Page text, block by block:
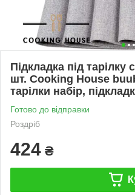
Підкладка під тарілку
шт. Cooking House
тарілки набір,
Готово до відправки
Роздріб
424 ₴